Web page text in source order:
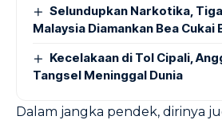
Selundupkan Narkotika,
Malaysia Diamankan Bea
Kecelakaan di Tol Cipali,
Tangsel Meninggal Dunia
Dalam jangka pendek, dirinya